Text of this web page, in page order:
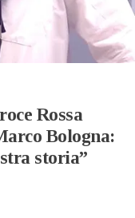
Rossa
Bologna:
storia”